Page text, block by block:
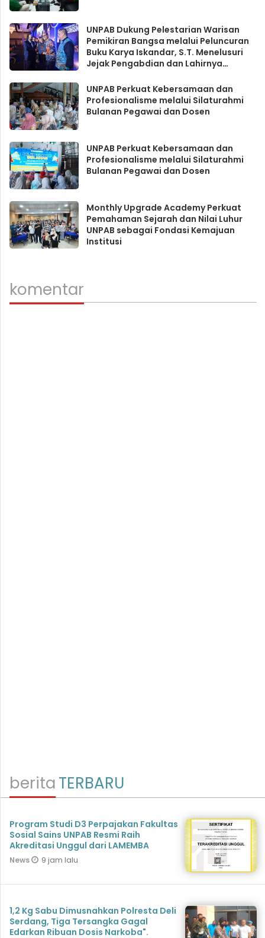
UNPAB Dukung Pelestarian Warisan
Pemikiran Bangsa melalui Peluncuran
Buku Karya Iskandar, S.T. Menelusuri
Jejak Pengabdian dan Lahirnya
UNPAB Perkuat Kebersamaan dan
Profesionalisme melalui Silaturahmi
Bulanan Pegawai dan Dosen
UNPAB Perkuat Kebersamaan dan
Profesionalisme melalui Silaturahmi
Bulanan Pegawai dan Dosen
Monthly Upgrade Academy Perkuat
Pemahaman Sejarah dan Nilai Luhur
UNPAB sebagai Fondasi Kemajuan
Institusi
komentar
beritaTERBARU
Program Studi D3 Perpajakan Fakultas
Sosial Sains UNPAB Resmi Raih
Akreditasi Unggul dari LAMEMBA
News 9 jam lalu
1,2 Kg Sabu Dimusnahkan Polresta Deli
Serdang, Tiga Tersangka Gagal
Edarkan Ribuan Dosis Narkoba".